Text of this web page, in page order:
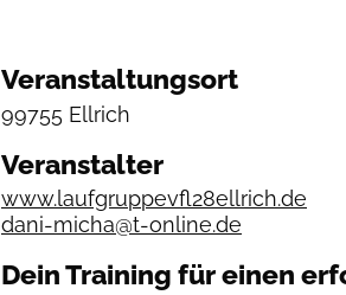
Veranstaltungsort
99755 Ellrich
Veranstalter
www.laufgruppevfl28ellrich.de
dani-micha@t-online.de
Dein Training für einen